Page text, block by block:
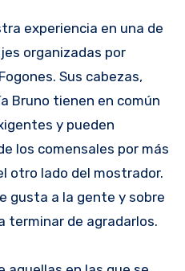
experiencia en una de
organizadas por
Sus cabezas,
Bruno tienen en común
y pueden
los comensales por más
otro lado del mostrador.
gusta a la gente y sobre
terminar de agradarlos.